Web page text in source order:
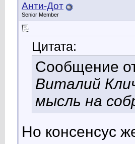
Анти-Дот
Senior Member
Цитата:
Сообщение
Виталий
мысль на
Но консенсус